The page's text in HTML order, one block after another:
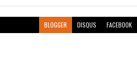
BLOGGER DISQUS FACEBOOK